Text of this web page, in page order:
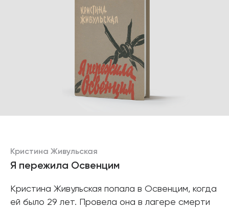
Кристина Живульская
Я пережила Освенцим
Кристина Живульская попала в Освенцим, когда
ей было 29 лет. Провела она в лагере смерти